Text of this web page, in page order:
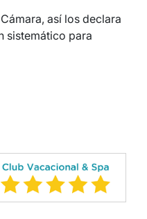
así los declara
sistemático para